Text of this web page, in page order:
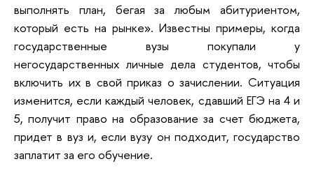
выполнять план, бегая за любым абитуриентом,
который есть на рынке». Известны примеры, когда
государственные вузы покупали у
негосударственных личные дела студентов, чтобы
включить их в свой приказ о зачислении. Ситуация
изменится, если каждый человек, сдавший ЕГЭ на 4 и
5, получит право на образование за счет бюджета,
придет в вуз и, если вузу он подходит, государство
заплатит за его обучение.